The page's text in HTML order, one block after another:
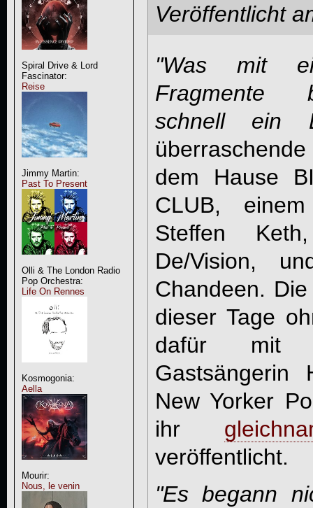
Spiral Drive & Lord
Fascinator:
Reise
Jimmy Martin:
Past To Present
Olli & The London Radio
Pop Orchestra:
Life On Rennes
Kosmogonia:
Aella
Mourir:
Nous, le venin
Veröffentlicht
"Was mit
Fragmente
schnell ein
dem Hause
CLUB,
Steffen
De/Vision,
Chandeen.
dieser Tage
dafür mit
New Yorker
ihr
veröffentlicht.
"Es begann